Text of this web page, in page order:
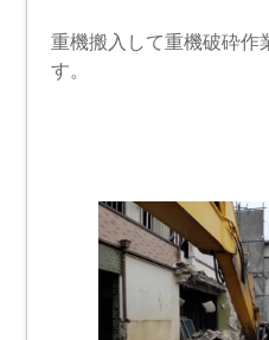
重機搬入して重機破砕作
す。